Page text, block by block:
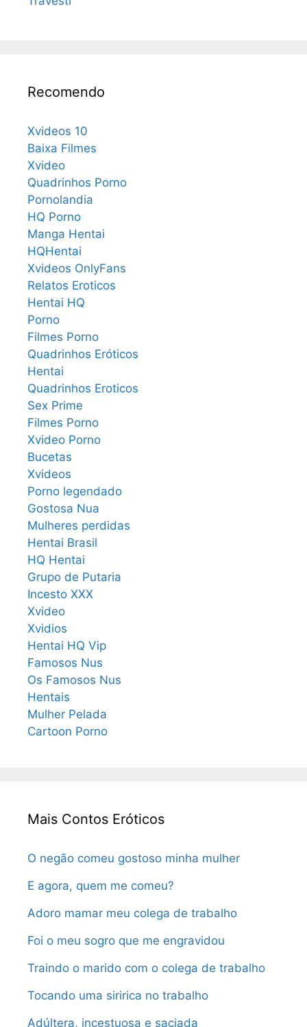
Recomendo
Xvideos 10
Baixa Filmes
Xvideo
Quadrinhos Porno
Pornolandia
HQ Porno
Manga Hentai
HQHentai
Xvideos OnlyFans
Relatos Eroticos
Hentai HQ
Porno
Filmes Porno
Quadrinhos Eróticos
Hentai
Quadrinhos Eroticos
Sex Prime
Filmes Porno
Xvideo Porno
Bucetas
Xvideos
Porno legendado
Gostosa Nua
Mulheres perdidas
Hentai Brasil
HQ Hentai
Grupo de Putaria
Incesto XXX
Xvideo
Xvidios
Hentai HQ Vip
Famosos Nus
Os Famosos Nus
Hentais
Mulher Pelada
Cartoon Porno
Mais Contos Eróticos
O negão comeu gostoso minha mulher
E agora, quem me comeu?
Adoro mamar meu colega de trabalho
Foi o meu sogro que me engravidou
Traindo o marido com o colega de trabalho
Tocando uma siririca no trabalho
Adúltera, incestuosa e saciada